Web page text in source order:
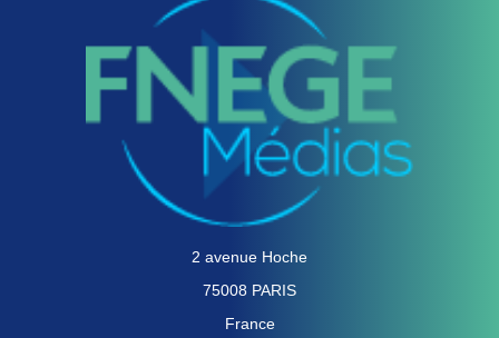
2 avenue Hoche
75008 PARIS
France